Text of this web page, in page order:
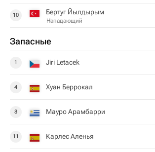
10 Бертуг Йылдырым
Нападающий
Запасные
1 Jiri Letacek
4 Хуан Беррокал
8 Мауро Арамбарри
11 Карлес Аленья